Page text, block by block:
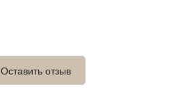
Оставить отзыв